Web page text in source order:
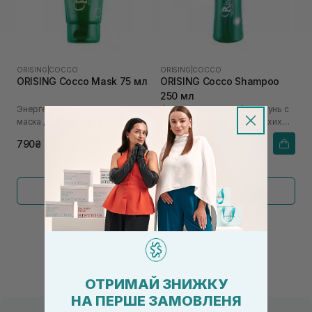
ORISING COCCO
ORISING Cocco Mask 75 мл
Энергетическая кокосовая
маска для волос
790₴
ORISING COCCO
ORISING Cocco Shampoo
250 мл
Фитоэссенциальный шампунь с
кокосовым маслом для сухих
волос
1 250₴
Показать больше
1 2
ОТРИМАЙ ЗНИЖКУ
НА ПЕРШЕ ЗАМОВЛЕНЯ